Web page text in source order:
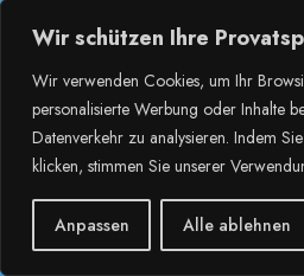
Wir schützen Ihre
Wir verwenden Cookies, um Ihr
personalisierte Werbung oder Inhalte
Datenverkehr zu analysieren. Indem
klicken, stimmen Sie unserer
Anpassen Alle ablehnen
Recyclingpapier:
Die Oberflächenstruktur
bestimmt die Haptik und
beim Anfassen.
Weißgrad